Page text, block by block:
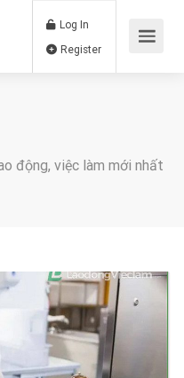
Log In
động, việc làm mới nhất